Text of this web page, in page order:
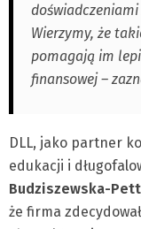
Wierzymy, że
pomagają im
finansowej –
DLL, jako partner
edukacji i
Budziszewska-
że firma